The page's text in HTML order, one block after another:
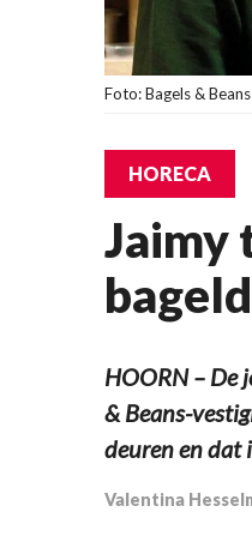
Foto: Bagels & Beans
HORECA
Jaimy
HOORN – De
& Beans-
deuren en dat
Valentina